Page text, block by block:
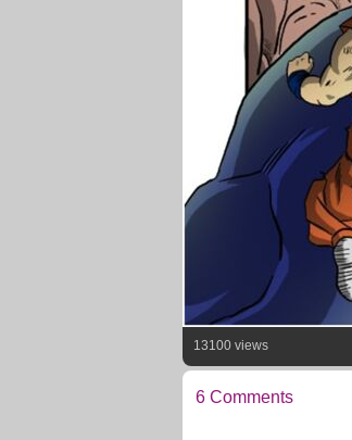
13100 views
6 Comments